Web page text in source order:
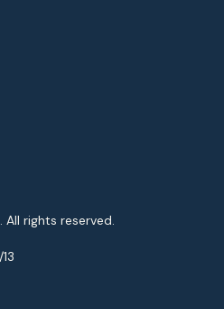
rights reserved.